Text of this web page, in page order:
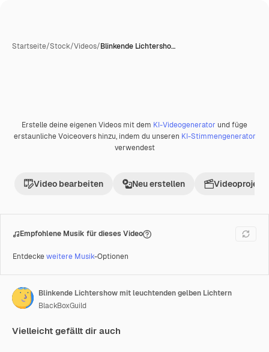
Startseite/Stock/Videos/Blinkende Lichtersho…
Premium
Erstelle deine eigenen Videos mit dem KI-Videogenerator und füge
erstaunliche Voiceovers hinzu, indem du unseren KI-Stimmengenerator
verwendest
Video bearbeiten Neu erstellen Videoprojekt
Empfohlene Musik für dieses Video
Entdeckeweitere Musik-Optionen
Blinkende Lichtershow mit leuchtenden gelben Lichtern
BlackBoxGuild
Vielleicht gefällt dir auch